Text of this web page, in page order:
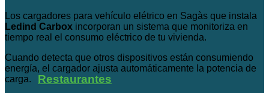
Restaurantes
Los cargadores para vehículo elétrico en Sagàs que instala
Ledind Carbox incorporan un sistema que monitoriza en
tiempo real el consumo eléctrico de tu vivienda.
Cuando detecta que otros dispositivos están consumiendo
energía, el cargador ajusta automáticamente la potencia de
carga.